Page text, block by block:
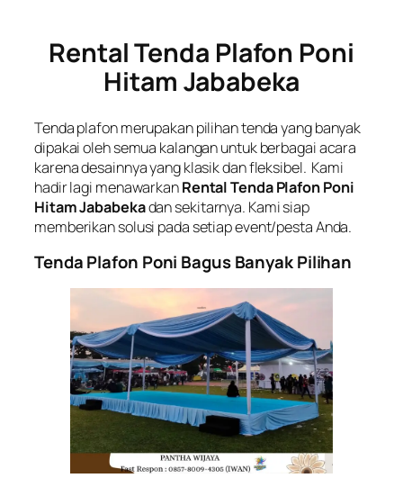
Rental Tenda Plafon Poni
Hitam Jababeka
Tenda plafon merupakan pilihan tenda yang banyak
dipakai oleh semua kalangan untuk berbagai acara
karena desainnya yang klasik dan fleksibel. Kami
hadir lagi menawarkanRental Tenda Plafon Poni
Hitam Jababekadan sekitarnya. Kami siap
memberikan solusi pada setiap event/pesta Anda.
Tenda Plafon Poni Bagus Banyak Pilihan